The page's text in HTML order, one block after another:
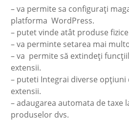
– va permite sa configurați
platforma WordPress.
– putet vinde atât produse
– va perminte setarea mai
– va permite să extindeți
extensii.
– puteti Integrai diverse opțiuni
extensii.
– adaugarea automata de taxe
produselor dvs.